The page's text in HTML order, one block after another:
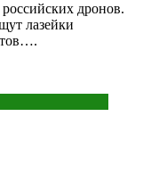
дронов.
лазейки